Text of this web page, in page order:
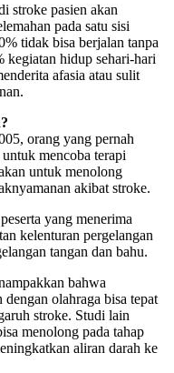
stroke pasien akan
pada satu sisi
tidak bisa berjalan tanpa
kegiatan hidup sehari-hari
afasia atau sulit
orang yang pernah
mencoba terapi
untuk menolong
akibat stroke.
yang menerima
kelenturan pergelangan
tangan dan bahu.
bahwa
olahraga bisa tepat
stroke. Studi lain
menolong pada tahap
aliran darah ke